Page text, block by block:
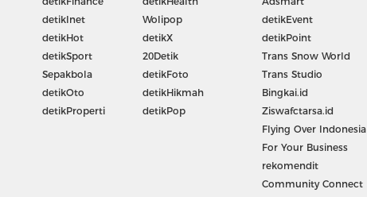
detikInet
detikHot
detikSport
Sepakbola
detikOto
detikProperti
Wolipop
detikX
20Detik
detikFoto
detikHikmah
detikPop
detikEvent
detikPoint
Trans Snow World
Trans Studio
Bingkai.id
Ziswafctarsa.id
Flying Over Indonesia
For Your Business
rekomendit
Community Connect